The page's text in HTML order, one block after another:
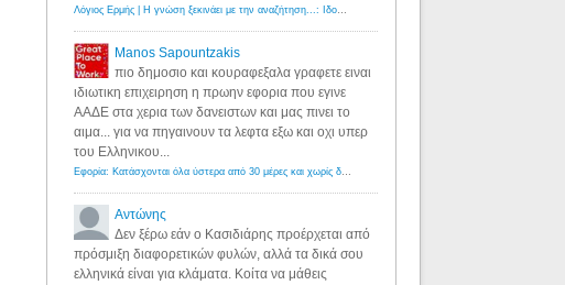
Λόγιος Ερμής | Η γνώση ξεκινάει με την αναζήτηση...: Ιδού οι 18 που χρωστούν 11 δις ευρώ!
Manos Sapountzakis
πιο δημοσιο και κουραφεξαλα γραφετε ειναι
ιδιωτικη επιχειρηση η πρωην εφορια που εγινε
ΑΑΔΕ στα χερια των δανειστων και μας πινει το
αιμα... για να πηγαινουν τα λεφτα εξω και οχι υπερ
του Ελληνικου...
Εφορία: Κατάσχονται όλα ύστερα από 30 μέρες και χωρίς δικαστικές αποφάσεις - Λόγιος Ερμής
Αντώνης
Δεν ξέρω εάν ο Κασιδιάρης προέρχεται από
πρόσμιξη διαφορετικών φυλών, αλλά τα δικά σου
ελληνικά είναι για κλάματα. Κοίτα να μάθεις